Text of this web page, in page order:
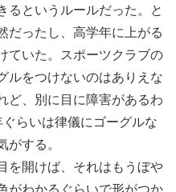
るというルールだった。と
だったし、高学年に上がる
ていた。スポーツクラブの
ルをつけないのはありえな
ど、別に目に障害があるわ
らいは律儀にゴーグルな
がする。
を開けば、それはもうぼや
がわかるぐらいで形がつか